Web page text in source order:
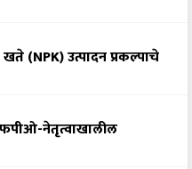
खते (NPK) उत्पादन प्रकल्पाचे
नेतृत्वाखालील